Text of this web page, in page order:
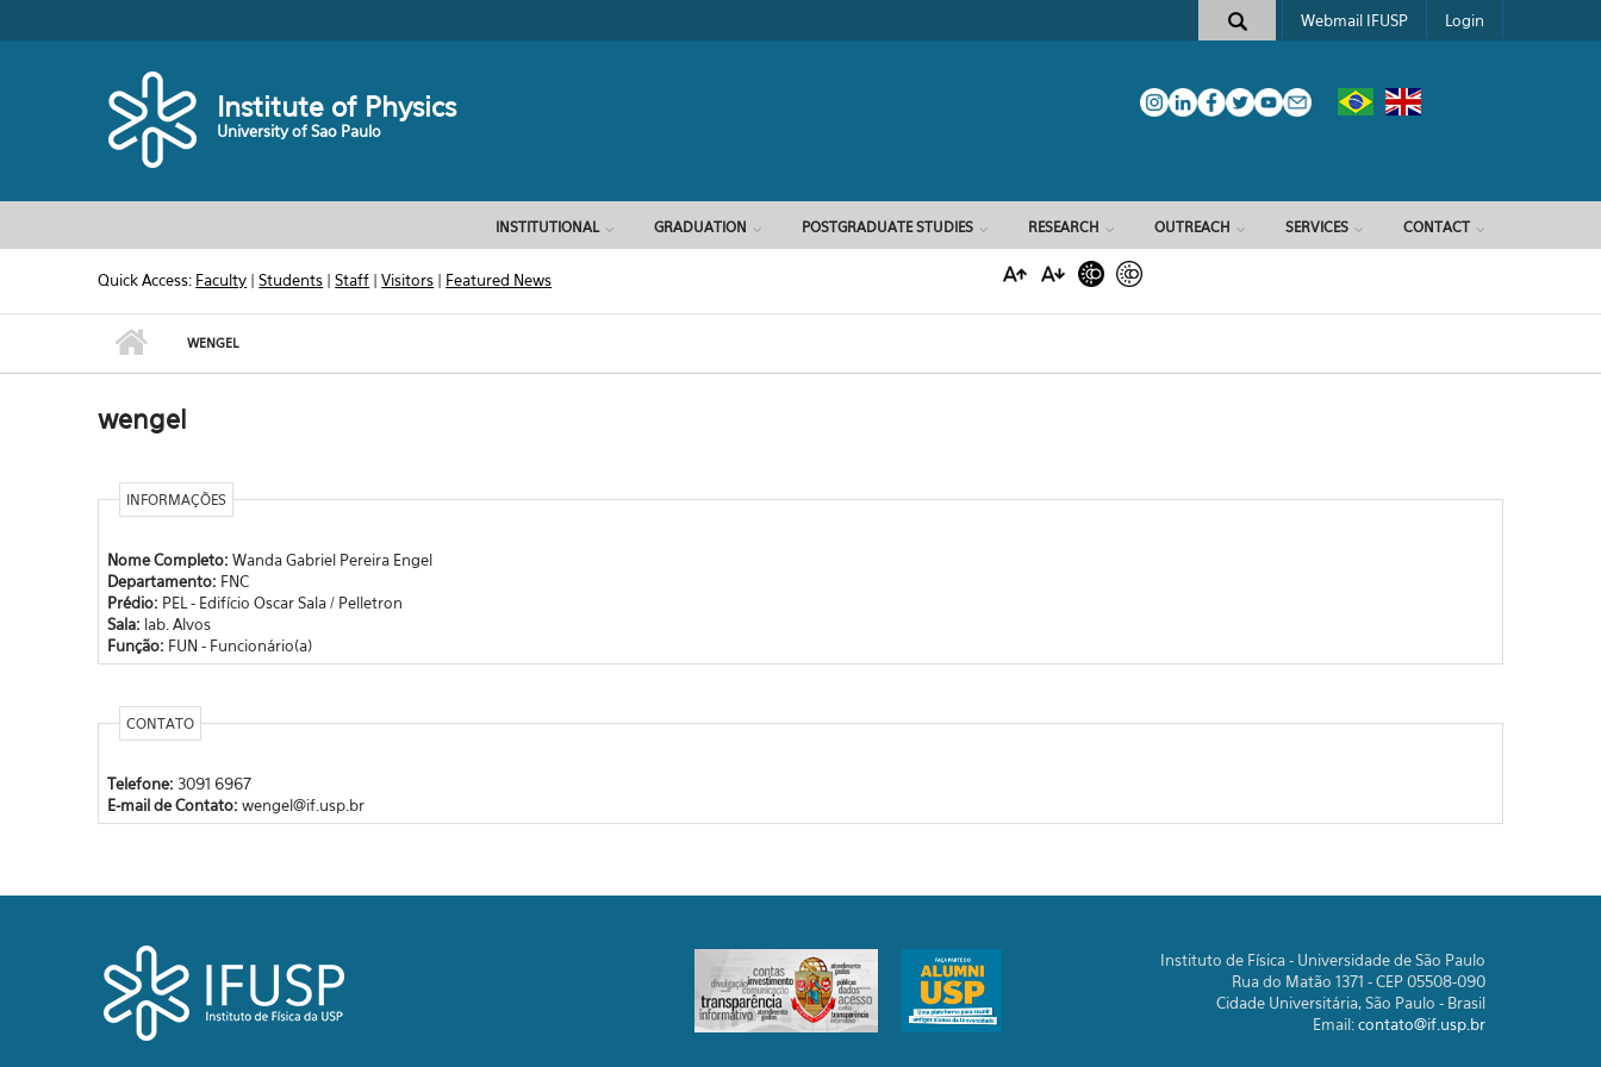
Search form
Webmail IFUSP Login
Institute of Physics
University of Sao Paulo
INSTITUTIONAL GRADUATION POSTGRADUATE STUDIES RESEARCH OUTREACH SERVICES CONTACT
Quick Access: Faculty |Students |Staff |Visitors | Featured News
WENGEL
wengel
INFORMAÇÕES
Nome Completo: Wanda Gabriel Pereira Engel
Departamento: FNC
Prédio: PEL - Edifício Oscar Sala / Pelletron
Sala: lab. Alvos
Função: FUN - Funcionário(a)
CONTATO
Telefone: 3091 6967
E-mail de Contato: wengel@if.usp.br
Instituto de Física - Universidade de São Paulo
Rua do Matão 1371 - CEP 05508-090
Cidade Universitária, São Paulo - Brasil
Email:contato@if.usp.br